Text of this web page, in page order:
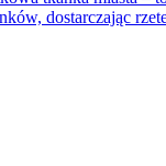
dostarczając